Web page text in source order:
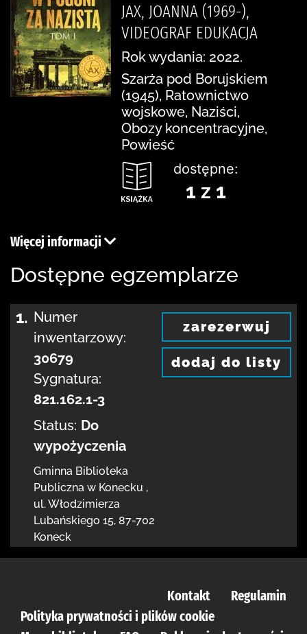
JAX, JOANNA (1969-),
VIDEOGRAF EDUKACJA
Rok wydania: 2022.
Szarża pod Borujskiem
(1945), Ratownictwo
wojskowe, Naziści,
Obozy koncentracyjne,
Powieść
dostępne:
1 z 1
Więcej informacji
Dostępne egzemplarze
1. Numer
inwentarzowy:
30679
Sygnatura:
821.162.1-3
Status: Do
wypożyczenia
Gminna Biblioteka
Publiczna w Konecku ,
ul. Włodzimierza
Lubańskiego 15, 87-702
Koneck
zarezerwuj
dodaj do listy
Kontakt
Regulamin
Polityka prywatności i plików cookie